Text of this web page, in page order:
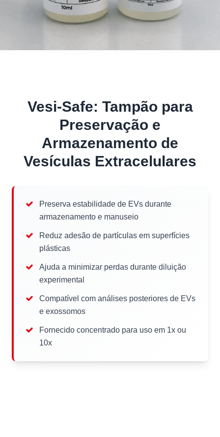
Vesi-Safe: Tampão para
Preservação e
Armazenamento de
Vesículas Extracelulares
Preserva estabilidade de EVs durante
armazenamento e manuseio
Reduz adesão de partículas em superfícies
plásticas
Ajuda a minimizar perdas durante diluição
experimental
Compatível com análises posteriores de EVs
e exossomos
Fornecido concentrado para uso em 1x ou
10x